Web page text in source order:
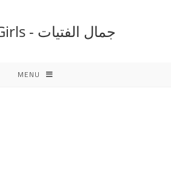
جمال الفتيات - Jamal Girls
MENU